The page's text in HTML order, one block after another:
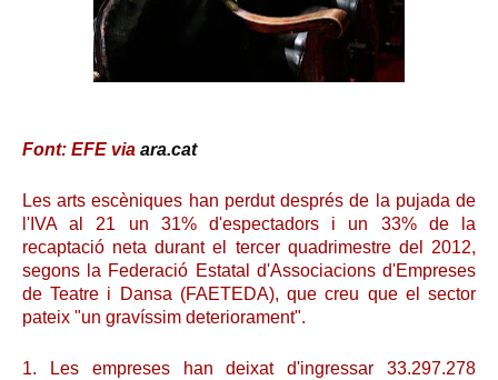
Font: EFE via ara.cat
Les arts escèniques han perdut després de la pujada de
l'IVA al 21 un 31% d'espectadors i un 33% de la
recaptació neta durant el tercer quadrimestre del 2012,
segons la Federació Estatal d'Associacions d'Empreses
de Teatre i Dansa (FAETEDA), que creu que el sector
pateix "un gravíssim deteriorament".
1. Les empreses han deixat d'ingressar 33.297.278